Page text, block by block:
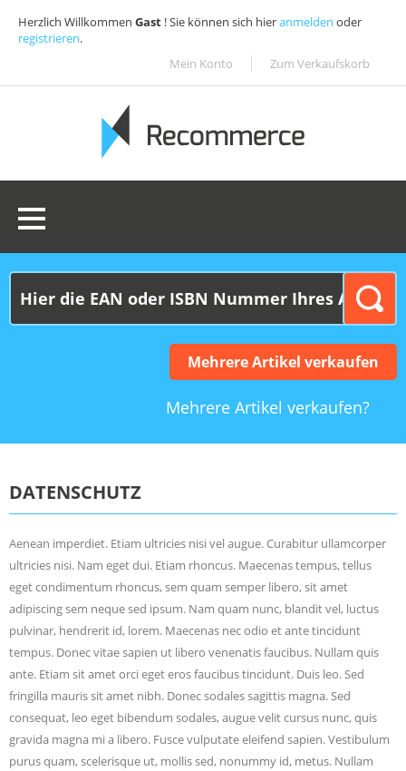
Herzlich Willkommen Gast ! Sie können sich hieranmelden oder
registrieren.
Mein Konto
Zum Verkaufskorb
Mehrere Artikel verkaufen
Mehrere Artikel verkaufen?
DATENSCHUTZ
Aenean imperdiet. Etiam ultricies nisi vel augue. Curabitur ullamcorper
ultricies nisi. Nam eget dui. Etiam rhoncus. Maecenas tempus, tellus
eget condimentum rhoncus, sem quam semper libero, sit amet
adipiscing sem neque sed ipsum. Nam quam nunc, blandit vel, luctus
pulvinar, hendrerit id, lorem. Maecenas nec odio et ante tincidunt
tempus. Donec vitae sapien ut libero venenatis faucibus. Nullam quis
ante. Etiam sit amet orci eget eros faucibus tincidunt. Duis leo. Sed
fringilla mauris sit amet nibh. Donec sodales sagittis magna. Sed
consequat, leo eget bibendum sodales, augue velit cursus nunc, quis
gravida magna mi a libero. Fusce vulputate eleifend sapien. Vestibulum
purus quam, scelerisque ut, mollis sed, nonummy id, metus. Nullam